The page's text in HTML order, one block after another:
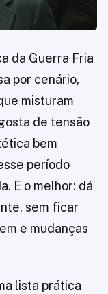
da Guerra Fria
por cenário,
misturam
de tensão
bem
período
E o melhor: dá
sem ficar
e mudanças
lista prática